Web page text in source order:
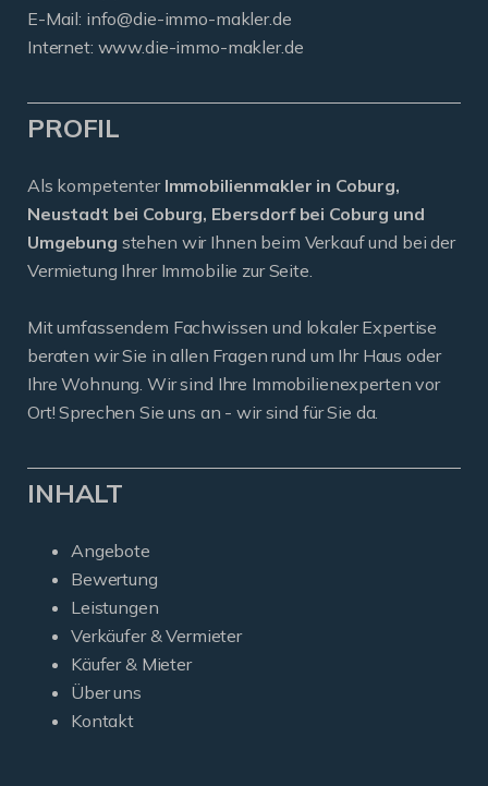
E-Mail: info@die-immo-makler.de
Internet: www.die-immo-makler.de
PROFIL
Als kompetenter Immobilienmakler in Coburg,
Neustadt bei Coburg, Ebersdorf bei Coburg und
Umgebung stehen wir Ihnen beim Verkauf und bei der
Vermietung Ihrer Immobilie zur Seite.
Mit umfassendem Fachwissen und lokaler Expertise
beraten wir Sie in allen Fragen rund um Ihr Haus oder
Ihre Wohnung. Wir sind Ihre Immobilienexperten vor
Ort! Sprechen Sie uns an - wir sind für Sie da.
INHALT
Angebote
Bewertung
Leistungen
Verkäufer & Vermieter
Käufer & Mieter
Über uns
Kontakt